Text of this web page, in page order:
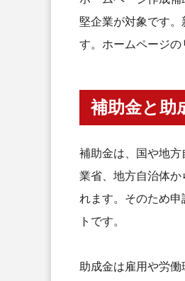
まと
堅企業が対象です
す。ホームページの
補助金と助
補助金は、国や地
業省、地方自治体
れます。そのため
トです。
助成金は雇用や労